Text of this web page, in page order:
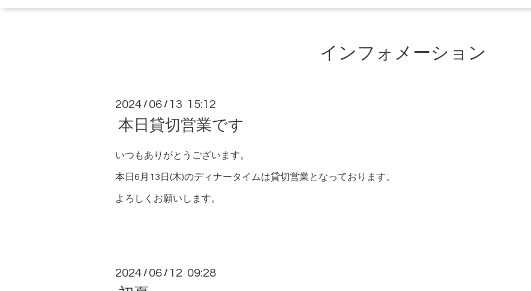
インフォメーション
2024 / 06 / 13 15:12
本日貸切営業です
いつもありがとうございます。
本日6月13日(木)のディナータイムは貸切営業となっております。
よろしくお願いします。
2024 / 06 / 12 09:28